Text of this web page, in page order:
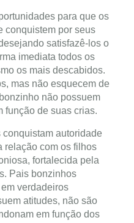
para que os
conquistem por seus
satisfazê-los o
imediata todos os
os mais descabidos.
mas não esquecem de
não possuem
função de suas crias.
autoridade
relação com os filhos
fortalecida pela
Pais bonzinhos
verdadeiros
atitudes, não são
em função dos